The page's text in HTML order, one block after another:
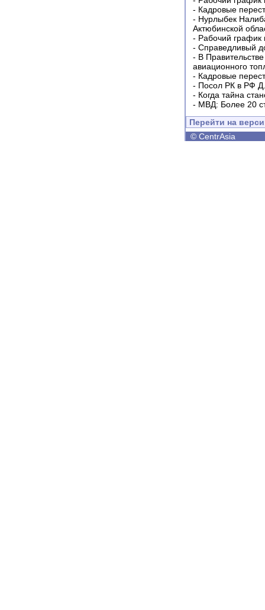
- Кадровые
- Нурлыбек
Актюбинской
- Рабочий график
- Справедливый
- В
авиационного
- Кадровые
- Посол РК в РФ
- Когда тайна
- МВД: Более 20
Перейти на
© CentrAsia